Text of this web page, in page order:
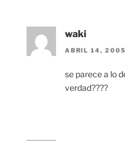
waki
ABRIL 14,
se parece a lo
verdad????